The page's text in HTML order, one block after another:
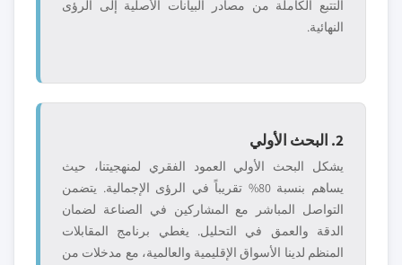
التتبع الكاملة من مصادر البيانات الأصلية إلى الرؤى
النهائية.
2. البحث الأولي
يشكل البحث الأولي العمود الفقري لمنهجيتنا، حيث
يساهم بنسبة 80% تقريباً في الرؤى الإجمالية. يتضمن
التواصل المباشر مع المشاركين في الصناعة لضمان
الدقة والعمق في التحليل. يغطي برنامج المقابلات
المنظم لدينا الأسواق الإقليمية والعالمية، مع مدخلات من